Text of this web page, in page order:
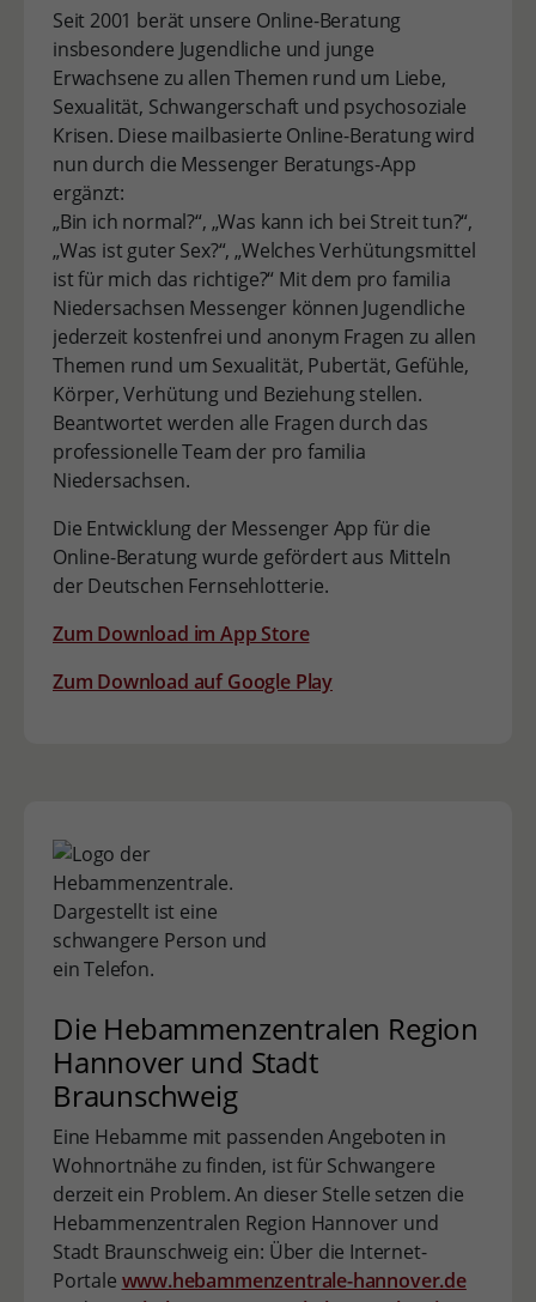
Seit 2001 berät unsere Online-Beratung
insbesondere Jugendliche und junge
Erwachsene zu allen Themen rund um Liebe,
Sexualität, Schwangerschaft und psychosoziale
Krisen. Diese mailbasierte Online-Beratung wird
nun durch die Messenger Beratungs-App
ergänzt:
„Bin ich normal?“, „Was kann ich bei Streit tun?“,
„Was ist guter Sex?“, „Welches Verhütungsmittel
ist für mich das richtige?“ Mit dem pro familia
Niedersachsen Messenger können Jugendliche
jederzeit kostenfrei und anonym Fragen zu allen
Themen rund um Sexualität, Pubertät, Gefühle,
Körper, Verhütung und Beziehung stellen.
Beantwortet werden alle Fragen durch das
professionelle Team der pro familia
Niedersachsen.
Die Entwicklung der Messenger App für die
Online-Beratung wurde gefördert aus Mitteln
der Deutschen Fernsehlotterie.
Zum Download im App Store
Zum Download auf Google Play
Die Hebammenzentralen Region
Hannover und Stadt
Braunschweig
Eine Hebamme mit passenden Angeboten in
Wohnortnähe zu finden, ist für Schwangere
derzeit ein Problem. An dieser Stelle setzen die
Hebammenzentralen Region Hannover und
Stadt Braunschweig ein: Über die Internet-
Portale www.hebammenzentrale-hannover.de